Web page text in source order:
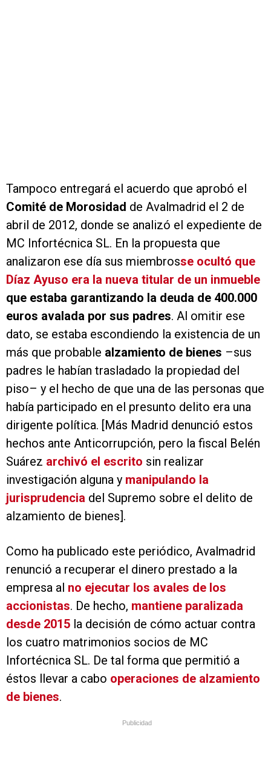
Tampoco entregará el acuerdo que aprobó el
Comité de Morosidad de Avalmadrid el 2 de
abril de 2012, donde se analizó el expediente de
MC Infortécnica SL. En la propuesta que
analizaron ese día sus miembrosse ocultó que
Díaz Ayuso era la nueva titular de un inmueble
que estaba garantizando la deuda de 400.000
euros avalada por sus padres. Al omitir ese
dato, se estaba escondiendo la existencia de un
más que probable alzamiento de bienes –sus
padres le habían trasladado la propiedad del
piso– y el hecho de que una de las personas que
había participado en el presunto delito era una
dirigente política. [Más Madrid denunció estos
hechos ante Anticorrupción, pero la fiscal Belén
Suárez archivó el escrito sin realizar
investigación alguna y manipulando la
jurisprudencia del Supremo sobre el delito de
alzamiento de bienes].
Como ha publicado este periódico, Avalmadrid
renunció a recuperar el dinero prestado a la
empresa al no ejecutar los avales de los
accionistas. De hecho, mantiene paralizada
desde 2015 la decisión de cómo actuar contra
los cuatro matrimonios socios de MC
Infortécnica SL. De tal forma que permitió a
éstos llevar a cabo operaciones de alzamiento
de bienes.
Publicidad